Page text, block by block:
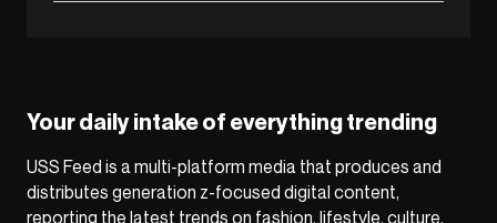
Your daily intake of everything trending
USS Feed is a multi-platform media that produces and
distributes generation z-focused digital content,
reporting the latest trends on fashion, lifestyle, culture,